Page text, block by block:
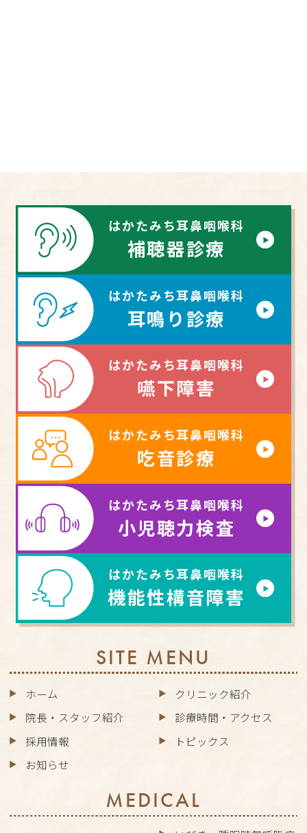
はかたみち耳鼻咽喉科
補聴器診療
はかたみち耳鼻咽喉科
耳鳴り診療
はかたみち耳鼻咽喉科
嚥下障害
はかたみち耳鼻咽喉科
吃音診療
はかたみち耳鼻咽喉科
小児聴力検査
はかたみち耳鼻咽喉科
機能性構音障害
SITE MENU
ホーム
クリニック紹介
院長・スタッフ紹介
診療時間・アクセス
採用情報
トピックス
お知らせ
MEDICAL